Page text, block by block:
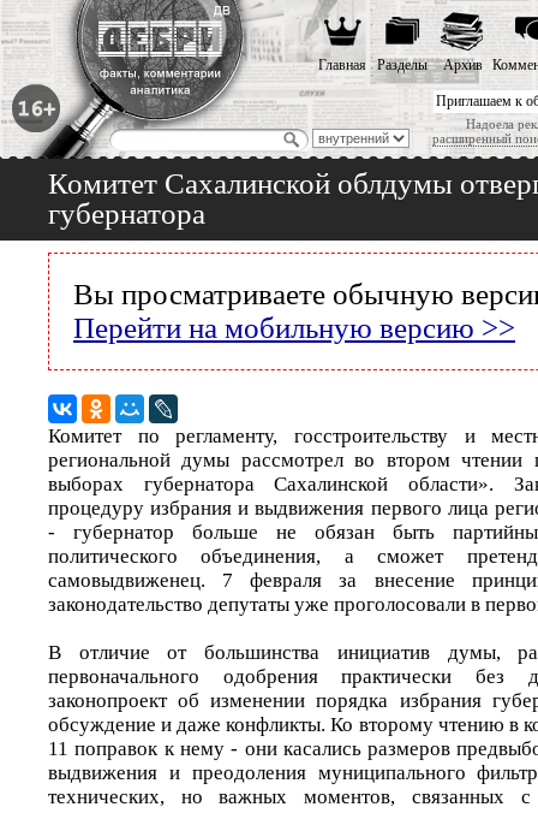
Приглашаем к
Надоела
расширенный
Главная Разделы Архив
Комитет Сахалинской облдумы
губернатора
Вы просматриваете обычную
Перейти на мобильную версию >>
Комитет по регламенту, госстроительству и
региональной думы рассмотрел во втором
выборах губернатора Сахалинской области».
процедуру избрания и выдвижения первого лица
- губернатор больше не обязан быть
политического объединения, а сможет
самовыдвиженец. 7 февраля за внесение
законодательство депутаты уже проголосовали в
В отличие от большинства инициатив думы,
первоначального одобрения практически без
законопроект об изменении порядка избрания
обсуждение и даже конфликты. Ко второму чтению в
11 поправок к нему - они касались размеров
выдвижения и преодоления муниципального
технических, но важных моментов, связанных с